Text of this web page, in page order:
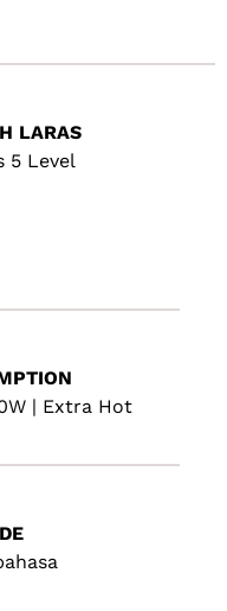
LARAS
5 Level
| Extra Hot